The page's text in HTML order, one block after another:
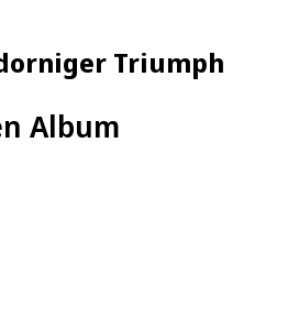
Triumph
Album